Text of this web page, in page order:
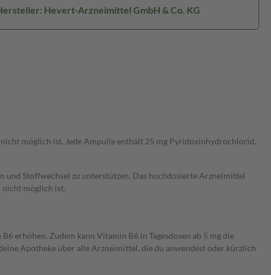
Hevert-Arzneimittel GmbH & Co. KG
möglich ist. Jede Ampulle enthält 25 mg Pyridoxinhydrochlorid,
Stoffwechsel zu unterstützen. Das hochdosierte Arzneimittel
nicht möglich ist.
erhöhen. Zudem kann Vitamin B6 in Tagesdosen ab 5 mg die
Apotheke über alle Arzneimittel, die du anwendest oder kürzlich